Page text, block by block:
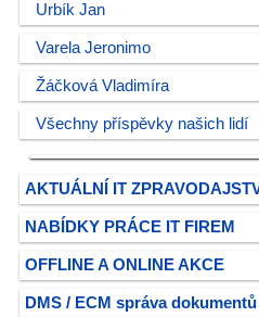
Urbík Jan
Varela Jeronimo
Žáčková Vladimíra
Všechny příspěvky našich lidí
AKTUÁLNÍ IT
NABÍDKY PRÁCE IT FIREM
OFFLINE A ONLINE AKCE
DMS / ECM správa dokumentů